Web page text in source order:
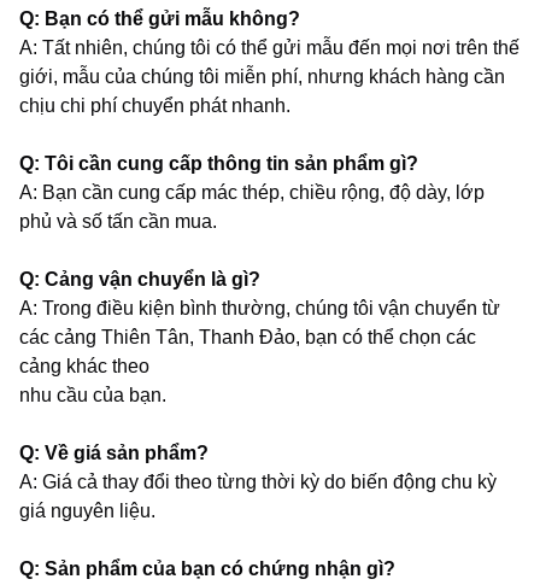
Q: Bạn có thể gửi mẫu không?
A: Tất nhiên, chúng tôi có thể gửi mẫu đến mọi nơi trên thế
giới, mẫu của chúng tôi miễn phí, nhưng khách hàng cần
chịu chi phí chuyển phát nhanh.
Q: Tôi cần cung cấp thông tin sản phẩm gì?
A: Bạn cần cung cấp mác thép, chiều rộng, độ dày, lớp
phủ và số tấn cần mua.
Q: Cảng vận chuyển là gì?
A: Trong điều kiện bình thường, chúng tôi vận chuyển từ
các cảng Thiên Tân, Thanh Đảo, bạn có thể chọn các
cảng khác theo
nhu cầu của bạn.
Q: Về giá sản phẩm?
A: Giá cả thay đổi theo từng thời kỳ do biến động chu kỳ
giá nguyên liệu.
Q: Sản phẩm của bạn có chứng nhận gì?